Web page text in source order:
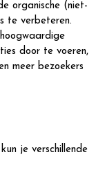
organische (niet-
te verbeteren.
door te voeren,
meer bezoekers
je verschillende